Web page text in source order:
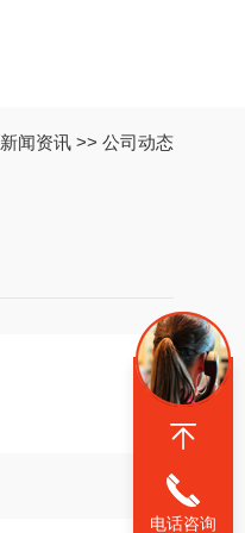
新闻资讯 >> 公司动态
电话咨询